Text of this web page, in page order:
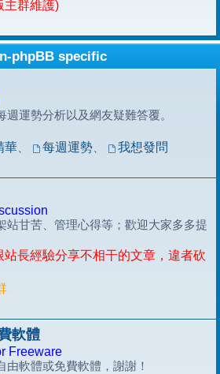
主群維護)
phpBB specific
週運勢分析以及網友疑難答覆。
華、 每週運勢、
我想發問
站甘苦、管理心得等；歡迎大家多多提
站長經驗分享不相干的文章，違者砍
軟體
Freeware
由軟體或免費軟體，謝謝！